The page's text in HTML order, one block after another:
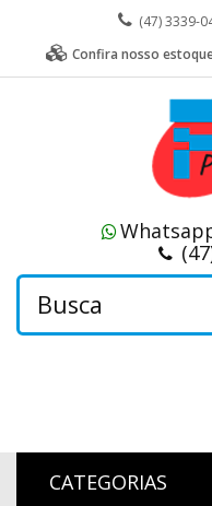
(47) 3339-
Confira nosso
CATEGORIAS